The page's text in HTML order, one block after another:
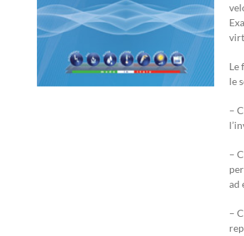
Le
le
–
–
ad
–